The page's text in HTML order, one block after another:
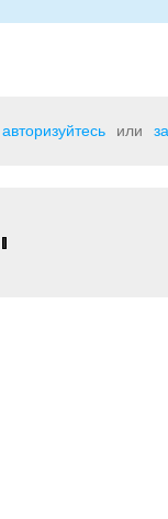
авторизуйтесь или